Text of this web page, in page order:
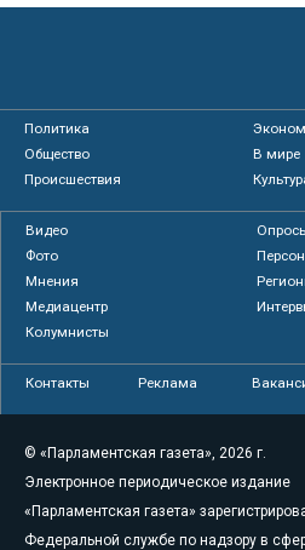
Политика
Общество
В мире
Происшествия
Видео
Фото
Мнения
Медиацентр
Колумнисты
Контакты Реклама
© «Парламентская газета», 2026 г.
Электронное периодическое издание
«Парламентская газета»
Федеральной службе по надзору в